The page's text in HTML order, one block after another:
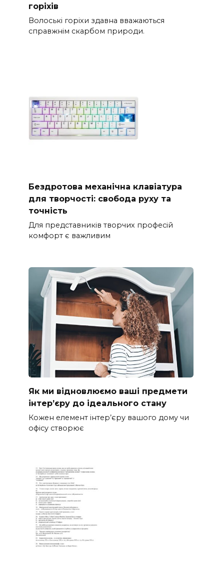
горіхів
Волоські горіхи здавна вважаються
справжнім скарбом природи.
Бездротова механічна клавіатура
для творчості: свобода руху та
точність
Для представників творчих професій
комфорт є важливим
Як ми відновлюємо ваші предмети
інтер’єру до ідеального стану
Кожен елемент інтер’єру вашого дому чи
офісу створює